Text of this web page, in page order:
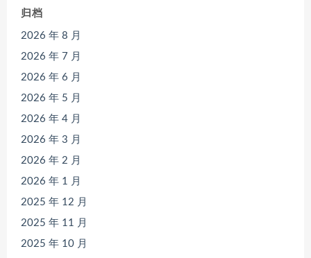
归档
2026 年 8 月
2026 年 7 月
2026 年 6 月
2026 年 5 月
2026 年 4 月
2026 年 3 月
2026 年 2 月
2026 年 1 月
2025 年 12 月
2025 年 11 月
2025 年 10 月